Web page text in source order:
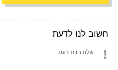
חשוב לנו לדעת
שלח חוות דעת